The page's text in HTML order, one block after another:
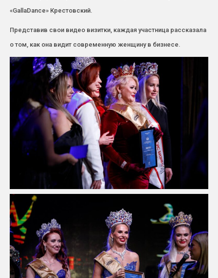
«GallaDance» Крестовский.
Представив свои видео визитки, каждая участница рассказала
о том, как она видит современную женщину в бизнесе.